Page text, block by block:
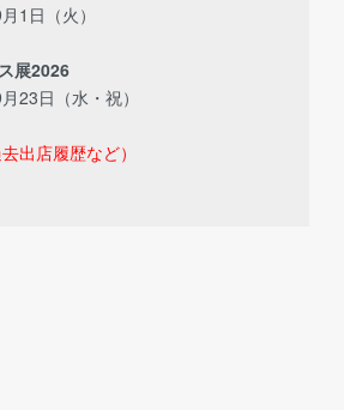
1日（火）
展2026
23日（水・祝）
出店履歴など）